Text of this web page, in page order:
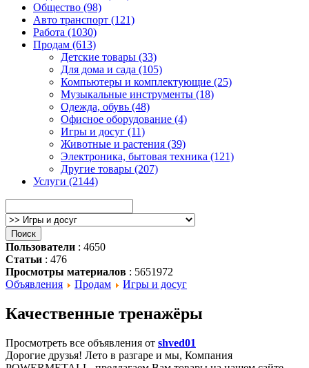
Общество (98)
Авто транспорт (121)
Работа (1030)
Продам (613)
Детские товары (33)
Для дома и сада (105)
Компьютеры и комплектующие (25)
Музыкальные инструменты (18)
Одежда, обувь (48)
Офисное оборудование (4)
Игры и досуг (11)
Животные и растения (39)
Электроника, бытовая техника (121)
Другие товары (207)
Услуги (2144)
Пользователи : 4650
Статьи : 476
Просмотры материалов : 5651972
Объявления
Продам Игры и досуг
Качественные тренажёры
Просмотреть все объявления от shved01
Дорогие друзья! Лето в разгаре и мы, Компания